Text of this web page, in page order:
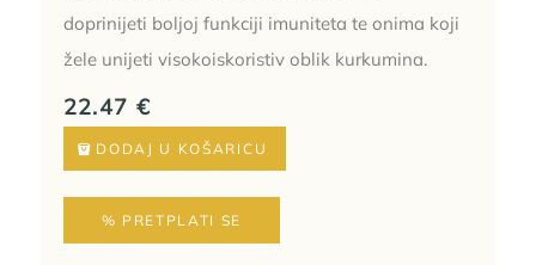
doprinijeti boljoj funkciji imuniteta te onima koji
žele unijeti visokoiskoristiv oblik kurkumina.
22.47€
DODAJ U KOŠARICU
% PRETPLATI SE